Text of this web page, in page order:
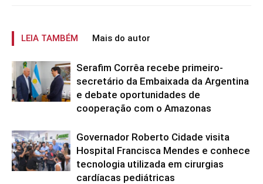
LEIA TAMBÉM Mais do autor
Serafim Corrêa recebe primeiro-
secretário da Embaixada da Argentina
e debate oportunidades de
cooperação com o Amazonas
Governador Roberto Cidade visita
Hospital Francisca Mendes e conhece
tecnologia utilizada em cirurgias
cardíacas pediátricas